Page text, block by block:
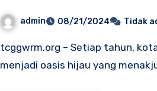
admin 08/21/2024 Tidak
tcggwrm.org – Setiap tahun, kota Salalah di Oman berubah
menjadi oasis hijau yang